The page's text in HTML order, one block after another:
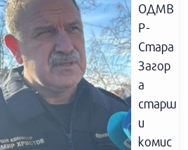
ОДМВ
Р-
Стара
Загор
а
старш
и
комис